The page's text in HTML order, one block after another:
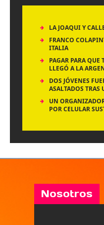
LA JOAQUI Y
FRANCO
ITALIA
PAGAR PARA QUE
LLEGÓ A LA
DOS JÓVENES
ASALTADOS TRAS
UN
POR CELULAR
Nosotros